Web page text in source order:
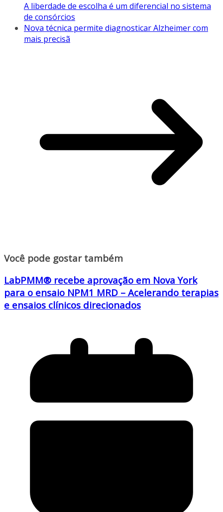
A liberdade de escolha é um diferencial no sistema
de consórcios
Nova técnica permite diagnosticar Alzheimer com
mais precisã
Você pode gostar também
LabPMM® recebe aprovação em Nova York
para o ensaio NPM1 MRD – Acelerando terapias
e ensaios clínicos direcionados